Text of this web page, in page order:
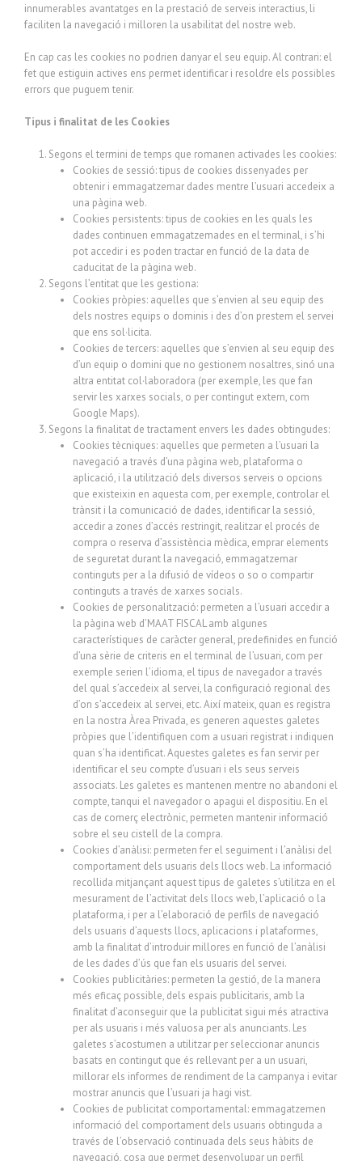
innumerables avantatges en la prestació de serveis interactius, li
faciliten la navegació i milloren la usabilitat del nostre web.
En cap cas les cookies no podrien danyar el seu equip. Al contrari: el
fet que estiguin actives ens permet identificar i resoldre els possibles
errors que puguem tenir.
Tipus i finalitat de les Cookies
Segons el termini de temps que romanen activades les cookies:
Cookies de sessió: tipus de cookies dissenyades per
obtenir i emmagatzemar dades mentre l’usuari accedeix a
una pàgina web.
Cookies persistents: tipus de cookies en les quals les
dades continuen emmagatzemades en el terminal, i s’hi
pot accedir i es poden tractar en funció de la data de
caducitat de la pàgina web.
Segons l’entitat que les gestiona:
Cookies pròpies: aquelles que s’envien al seu equip des
dels nostres equips o dominis i des d’on prestem el servei
que ens sol·licita.
Cookies de tercers: aquelles que s’envien al seu equip des
d’un equip o domini que no gestionem nosaltres, sinó una
altra entitat col·laboradora (per exemple, les que fan
servir les xarxes socials, o per contingut extern, com
Google Maps).
Segons la finalitat de tractament envers les dades obtingudes:
Cookies tècniques: aquelles que permeten a l’usuari la
navegació a través d’una pàgina web, plataforma o
aplicació, i la utilització dels diversos serveis o opcions
que existeixin en aquesta com, per exemple, controlar el
trànsit i la comunicació de dades, identificar la sessió,
accedir a zones d’accés restringit, realitzar el procés de
compra o reserva d’assistència mèdica, emprar elements
de seguretat durant la navegació, emmagatzemar
continguts per a la difusió de vídeos o so o compartir
continguts a través de xarxes socials.
Cookies de personalització: permeten a l’usuari accedir a
la pàgina web d’MAAT FISCAL amb algunes
característiques de caràcter general, predefinides en funció
d’una sèrie de criteris en el terminal de l’usuari, com per
exemple serien l’idioma, el tipus de navegador a través
del qual s’accedeix al servei, la configuració regional des
d’on s’accedeix al servei, etc. Així mateix, quan es registra
en la nostra Àrea Privada, es generen aquestes galetes
pròpies que l’identifiquen com a usuari registrat i indiquen
quan s’ha identificat. Aquestes galetes es fan servir per
identificar el seu compte d’usuari i els seus serveis
associats. Les galetes es mantenen mentre no abandoni el
compte, tanqui el navegador o apagui el dispositiu. En el
cas de comerç electrònic, permeten mantenir informació
sobre el seu cistell de la compra.
Cookies d’anàlisi: permeten fer el seguiment i l’anàlisi del
comportament dels usuaris dels llocs web. La informació
recollida mitjançant aquest tipus de galetes s’utilitza en el
mesurament de l’activitat dels llocs web, l’aplicació o la
plataforma, i per a l’elaboració de perfils de navegació
dels usuaris d’aquests llocs, aplicacions i plataformes,
amb la finalitat d’introduir millores en funció de l’anàlisi
de les dades d’ús que fan els usuaris del servei.
Cookies publicitàries: permeten la gestió, de la manera
més eficaç possible, dels espais publicitaris, amb la
finalitat d’aconseguir que la publicitat sigui més atractiva
per als usuaris i més valuosa per als anunciants. Les
galetes s’acostumen a utilitzar per seleccionar anuncis
basats en contingut que és rellevant per a un usuari,
millorar els informes de rendiment de la campanya i evitar
mostrar anuncis que l’usuari ja hagi vist.
Cookies de publicitat comportamental: emmagatzemen
informació del comportament dels usuaris obtinguda a
través de l’observació continuada dels seus hàbits de
navegació, cosa que permet desenvolupar un perfil